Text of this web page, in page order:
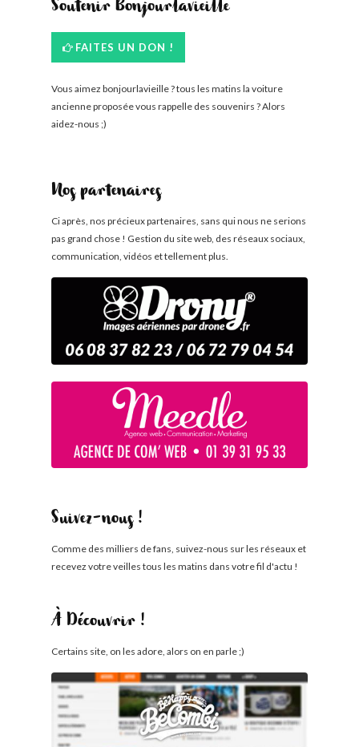
Soutenir Bonjourlavieille
FAITES UN DON !
Vous aimez bonjourlavieille ? tous les matins la voiture
ancienne proposée vous rappelle des souvenirs ? Alors
aidez-nous ;)
Nos partenaires
Ci après, nos précieux partenaires, sans qui nous ne serions
pas grand chose ! Gestion du site web, des réseaux sociaux,
communication, vidéos et tellement plus.
Suivez-nous !
Comme des milliers de fans, suivez-nous sur les réseaux et
recevez votre veilles tous les matins dans votre fil d'actu !
À Découvrir !
Certains site, on les adore, alors on en parle ;)